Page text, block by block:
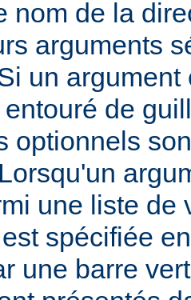
nom de la
arguments
un
de
optionnels
une liste de
spécifiée
une barre